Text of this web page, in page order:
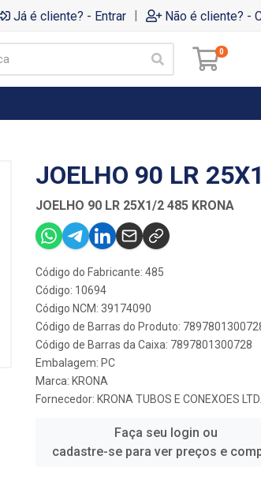
Já é cliente? - Entrar | Não é cliente? -
0
JOELHO 90 LR
JOELHO 90 LR 25X1/2 485 KRONA
Código do Fabricante: 485
Código: 10694
Código NCM: 39174090
Código de Barras do Produto:
Código de Barras da Caixa: 7897801300728
Embalagem: PC
Marca: KRONA
Fornecedor: KRONA TUBOS E CONEXOES
Faça seu login ou
cadastre-se para ver preços e